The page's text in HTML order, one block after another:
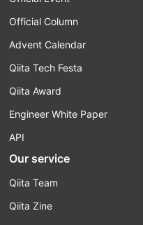
Official Column
Advent Calendar
Qiita Tech Festa
Qiita Award
Engineer White Paper
API
Our service
Qiita Team
Qiita Zine